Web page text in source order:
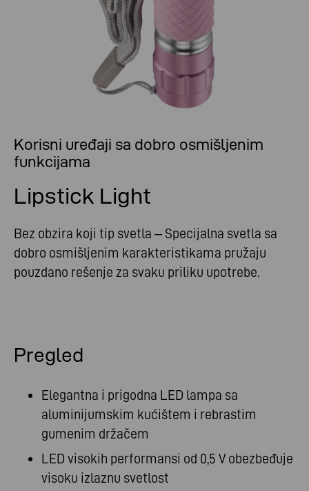
Korisni uređaji sa dobro osmišljenim
funkcijama
Lipstick Light
Bez obzira koji tip svetla – Specijalna svetla sa
dobro osmišljenim karakteristikama pružaju
pouzdano rešenje za svaku priliku upotrebe.
Pregled
Elegantna i prigodna LED lampa sa
aluminijumskim kućištem i rebrastim
gumenim držačem
LED visokih performansi od 0,5 V obezbeđuje
visoku izlaznu svetlost